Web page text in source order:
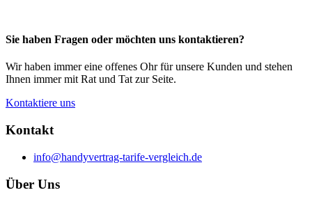
Sie haben Fragen oder möchten uns kontaktieren?
Wir haben immer eine offenes Ohr für unsere Kunden und stehen
Ihnen immer mit Rat und Tat zur Seite.
Kontaktiere uns
Kontakt
info@handyvertrag-tarife-vergleich.de
Über Uns